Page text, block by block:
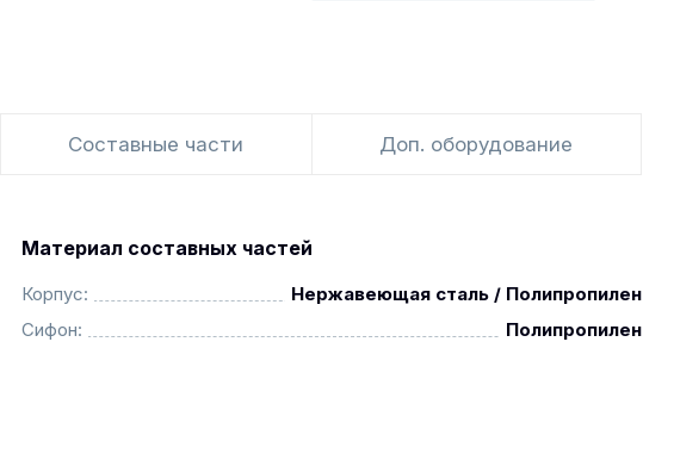
Составные части Доп. оборудование
Материал составных частей
Корпус:
Нержавеющая сталь / Полипропилен
Сифон:
Полипропилен